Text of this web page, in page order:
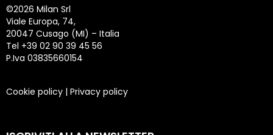
©2026 Milan Srl
Viale Europa, 74,
20047 Cusago (MI) – Italia
Tel +39 02 90 39 45 56
P.Iva 03835660154
Cookie policy | Privacy policy